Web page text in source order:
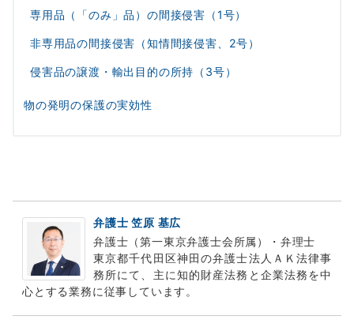
専用品（「のみ」品）の間接侵害（1号）
非専用品の間接侵害（知情間接侵害、2号）
侵害品の譲渡・輸出目的の所持（3号）
物の発明の保護の実効性
弁護士 笠原 基広
弁護士（第一東京弁護士会所属）・弁理士
東京都千代田区神田の弁護士法人ＡＫ法律事
務所にて、主に知的財産法務と企業法務を中
心とする業務に従事しています。